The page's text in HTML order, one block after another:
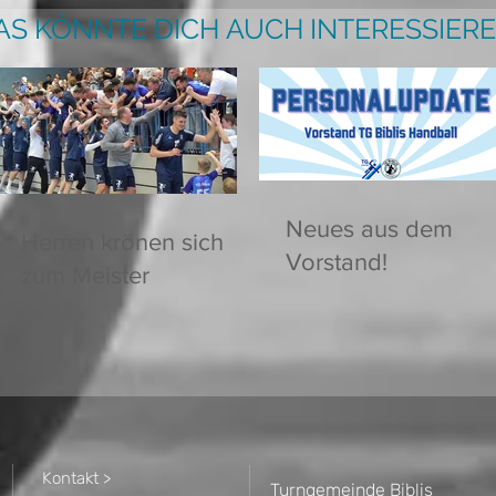
KÖNNTE DICH AUCH
Herren krönen sich
zum Meister
Neues aus dem
Vorstand!
Kontakt >
Turngemeinde Biblis